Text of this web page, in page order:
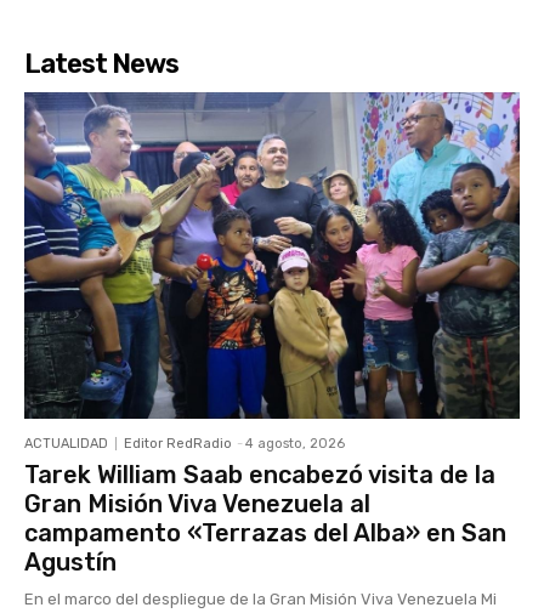
Latest News
ACTUALIDAD Editor RedRadio - 4 agosto, 2026
Tarek William Saab encabezó visita de la
Gran Misión Viva Venezuela al
campamento «Terrazas del Alba» en San
Agustín
En el marco del despliegue de la Gran Misión Viva Venezuela Mi